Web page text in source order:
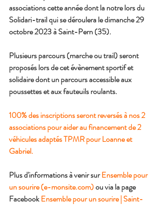
associations cette année dont la notre lors du
Solidari-trail qui se déroulera le dimanche 29
octobre 2023 à Saint-Pern (35).
Plusieurs parcours (marche ou trail) seront
proposés lors de cet évènement sportif et
solidaire dont un parcours accessible aux
poussettes et aux fauteuils roulants.
100% des inscriptions seront reversés à nos 2
associations pour aider au financement de 2
véhicules adaptés TPMR pour Loanne et
Gabriel.
Plus d'informations à venir sur Ensemble pour
un sourire (e-monsite.com) ou via la page
Facebook Ensemble pour un sourire | Saint-